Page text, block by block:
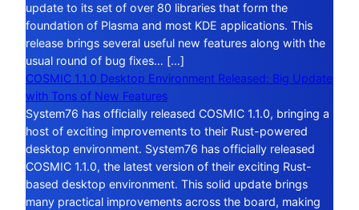
update to its set of over 80 libraries that form the
foundation of Plasma and most KDE applications. This
release brings several useful new features along with the
usual round of bug fixes… […]
COSMIC 1.1.0 Desktop Environment Released: Big Update
with Tons of New Features
System76 has officially released COSMIC 1.1.0, bringing a
host of exciting improvements to their Rust-powered
desktop environment. System76 has officially released
COSMIC 1.1.0, the latest version of their exciting Rust-
based desktop environment. This solid update brings
many practical improvements across the board, making